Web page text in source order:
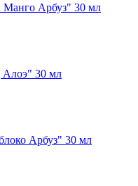
Манго Арбуз" 30 мл
Алоэ" 30 мл
Арбуз" 30 мл